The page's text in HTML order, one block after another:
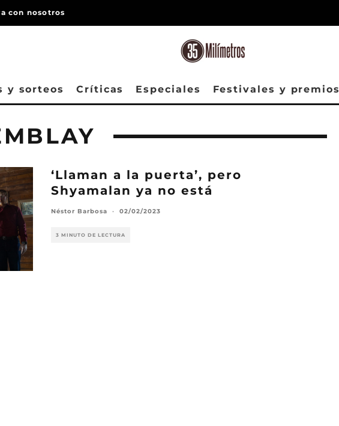
con nosotros
y sorteos Críticas Especiales Festivales y premios
‘Llaman a la puerta’, pero
Shyamalan ya no está
Néstor Barbosa · 02/02/2023
3 MINUTO DE LECTURA